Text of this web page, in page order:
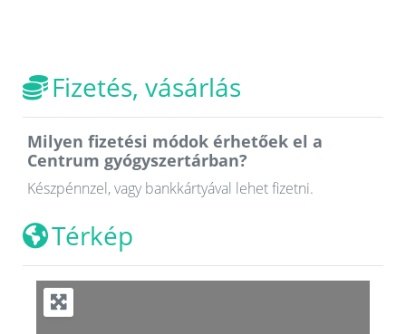
Fizetés, vásárlás
Milyen fizetési módok érhetőek el a
Centrum gyógyszertárban?
Készpénnzel, vagy bankkártyával lehet fizetni.
Térkép